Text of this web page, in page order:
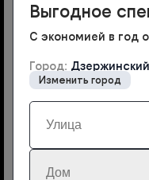
Как
билайна в
На этой странице
типом тарифа.
Выгодное
С экономией в год
Город:
Изменить город